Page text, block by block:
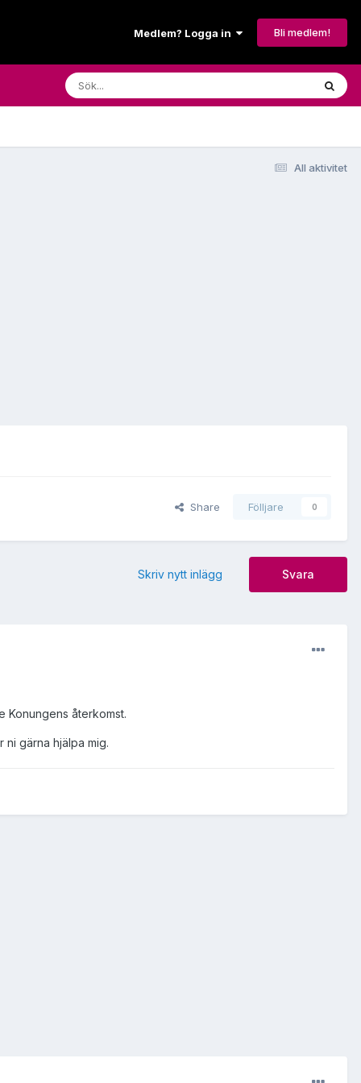
Medlem? Logga in Bli medlem!
All aktivitet
Share Fölljare 0
Svara
Skriv nytt inlägg
Konungens återkomst.
gärna hjälpa mig.